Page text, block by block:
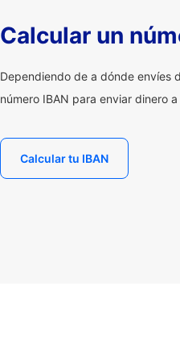
Calcular un
Dependiendo de a dónde envíes
número IBAN para enviar dinero
Calcular tu IBAN